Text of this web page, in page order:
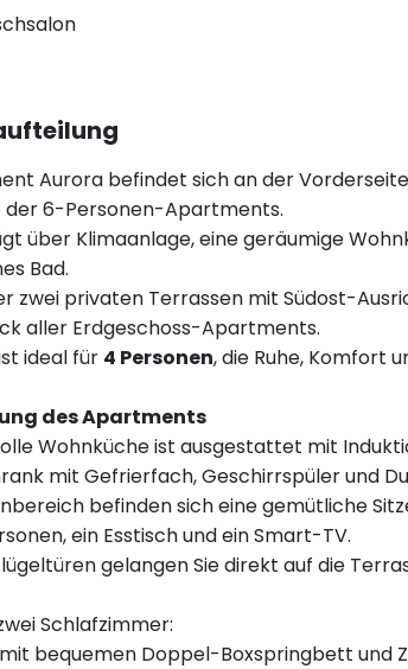
Aurora befindet sich an der
der 6-Personen-Apartments.
über Klimaanlage, eine geräumige
Bad.
zwei privaten Terrassen mit Südost-
aller Erdgeschoss-Apartments.
ideal für 4 Personen, die Ruhe, Komfort
des Apartments
Wohnküche ist ausgestattet mit
mit Gefrierfach, Geschirrspüler und
befinden sich eine gemütliche
ein Esstisch und ein Smart-TV.
gelangen Sie direkt auf die
Schlafzimmer:
bequemen Doppel-Boxspringbett und